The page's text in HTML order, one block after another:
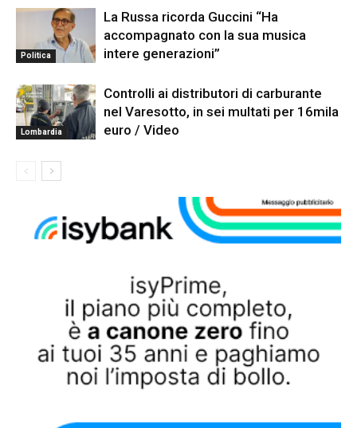
Politica
La Russa ricorda Guccini “Ha
accompagnato con la sua musica
intere generazioni”
Lombardia
Controlli ai distributori di carburante
nel Varesotto, in sei multati per 16mila
euro / Video